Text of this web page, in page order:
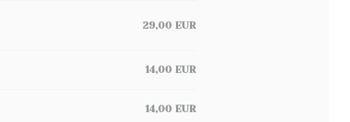
29,00 EUR
14,00 EUR
14,00 EUR